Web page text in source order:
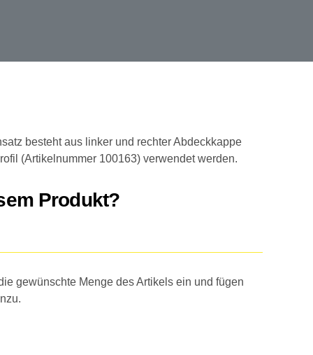
besteht aus linker und rechter Abdeckkappe
(Artikelnummer 100163) verwendet werden.
Produkt?
gewünschte Menge des Artikels ein und fügen